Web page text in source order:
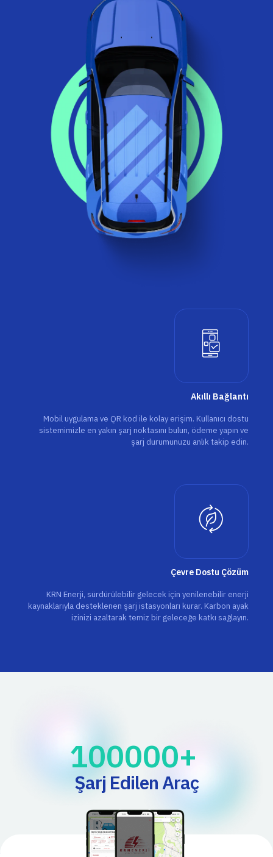
Akıllı Bağlantı
Mobil uygulama ve QR kod ile kolay erişim. Kullanıcı dostu
sistemimizle en yakın şarj noktasını bulun, ödeme yapın ve
şarj durumunuzu anlık takip edin.
Çevre Dostu Çözüm
KRN Enerji, sürdürülebilir gelecek için yenilenebilir enerji
kaynaklarıyla desteklenen şarj istasyonları kurar. Karbon ayak
izinizi azaltarak temiz bir geleceğe katkı sağlayın.
100000+
Şarj Edilen Araç